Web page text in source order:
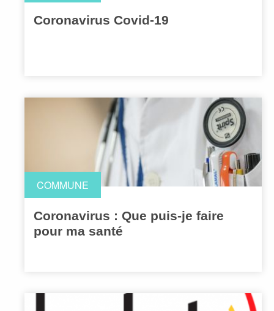
Coronavirus Covid-19
COMMUNE
Coronavirus : Que puis-je faire
pour ma santé